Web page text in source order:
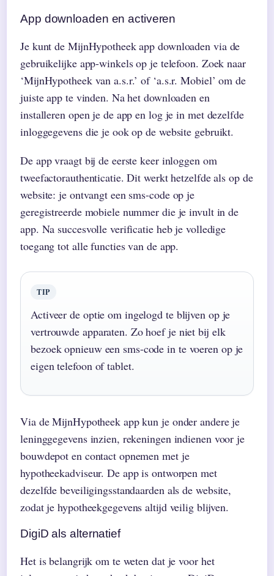
App downloaden en activeren
Je kunt de MijnHypotheek app downloaden via de
gebruikelijke app-winkels op je telefoon. Zoek naar
‘MijnHypotheek van a.s.r.’ of ‘a.s.r. Mobiel’ om de
juiste app te vinden. Na het downloaden en
installeren open je de app en log je in met dezelfde
inloggegevens die je ook op de website gebruikt.
De app vraagt bij de eerste keer inloggen om
tweefactorauthenticatie. Dit werkt hetzelfde als op de
website: je ontvangt een sms-code op je
geregistreerde mobiele nummer die je invult in de
app. Na succesvolle verificatie heb je volledige
toegang tot alle functies van de app.
TIP
Activeer de optie om ingelogd te blijven op je
vertrouwde apparaten. Zo hoef je niet bij elk
bezoek opnieuw een sms-code in te voeren op je
eigen telefoon of tablet.
Via de MijnHypotheek app kun je onder andere je
leninggegevens inzien, rekeningen indienen voor je
bouwdepot en contact opnemen met je
hypotheekadviseur. De app is ontworpen met
dezelfde beveiligingsstandaarden als de website,
zodat je hypotheekgegevens altijd veilig blijven.
DigiD als alternatief
Het is belangrijk om te weten dat je voor het